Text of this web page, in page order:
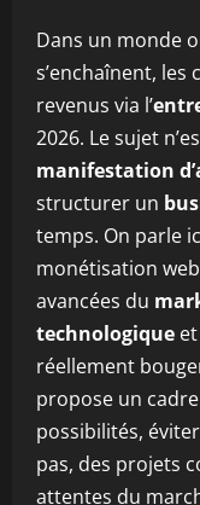
Dans un monde
s’enchaînent,
revenus via l’
2026. Le sujet
manifestation
structurer un
temps. On parle
monétisation
avancées du
technologique
réellement
propose un
possibilités,
pas, des projets
attentes du